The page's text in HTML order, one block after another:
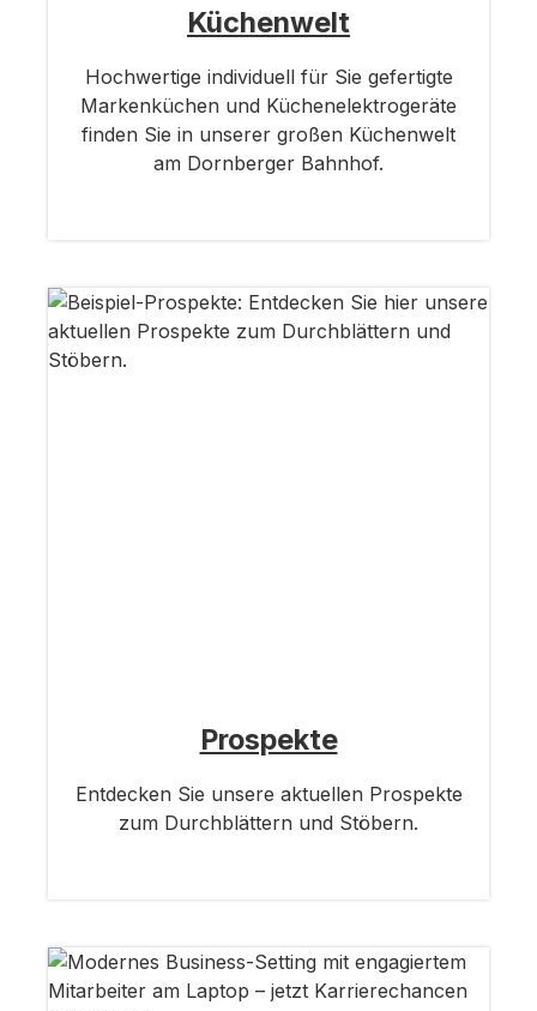
Küchenwelt
Hochwertige individuell für Sie gefertigte
Markenküchen und Küchenelektrogeräte
finden Sie in unserer großen Küchenwelt
am Dornberger Bahnhof.
Prospekte
Entdecken Sie unsere aktuellen Prospekte
zum Durchblättern und Stöbern.